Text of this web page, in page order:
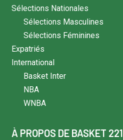
Sélections Nationales
Sélections Masculines
Sélections Féminines
Expatriés
International
Basket Inter
NBA
WNBA
À PROPOS DE BASKET 221